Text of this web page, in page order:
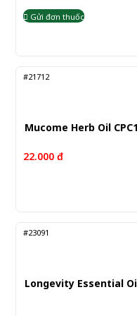
Gửi đơn thuốc
#21712
Mucome Herb Oil
22.000 đ
#23091
Longevity Essential